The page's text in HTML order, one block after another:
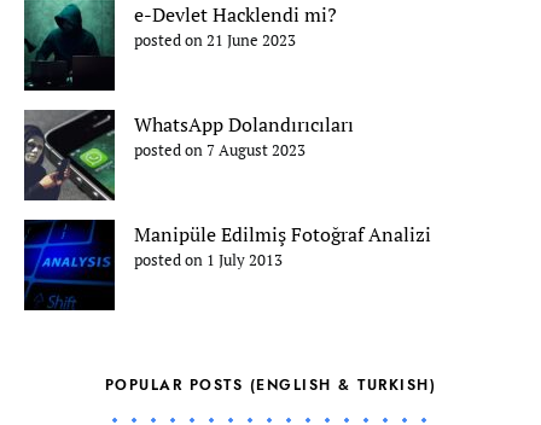
e-Devlet Hacklendi mi?
posted on 21 June 2023
WhatsApp Dolandırıcıları
posted on 7 August 2023
Manipüle Edilmiş Fotoğraf Analizi
posted on 1 July 2013
POPULAR POSTS (ENGLISH & TURKISH)